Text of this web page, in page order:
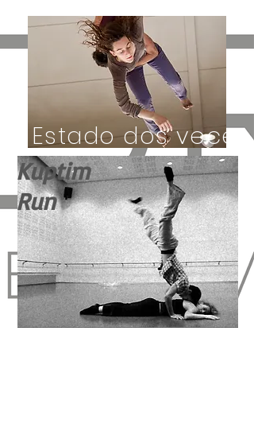
Estado dos veces
Kuptim
Run